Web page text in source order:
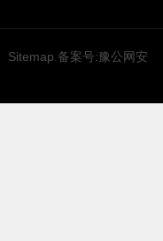
Sitemap 备案号:豫公网安